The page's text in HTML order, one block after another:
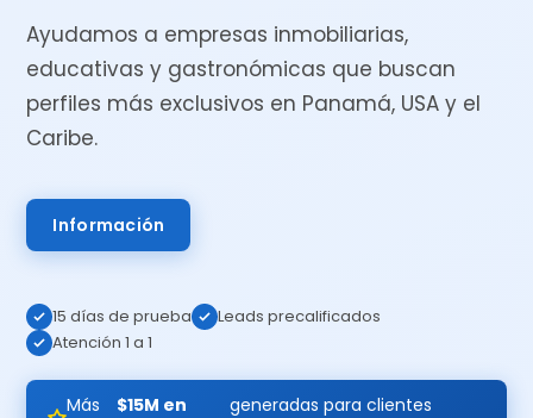
Ayudamos a empresas inmobiliarias,
educativas y gastronómicas que buscan
perfiles más exclusivos en Panamá, USA y el
Caribe.
Información
15 días de prueba
Leads precalificados
Atención 1 a 1
Más
$15M en
generadas para clientes